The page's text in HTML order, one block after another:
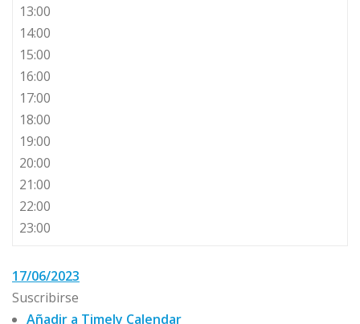
13:00
14:00
15:00
16:00
17:00
18:00
19:00
20:00
21:00
22:00
23:00
17/06/2023
Suscribirse
Añadir a Timely Calendar